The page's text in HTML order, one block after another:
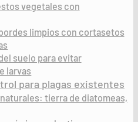
vegetales con
limpios con cortasetos
suelo para evitar
larvas
para plagas existentes
tierra de diatomeas,